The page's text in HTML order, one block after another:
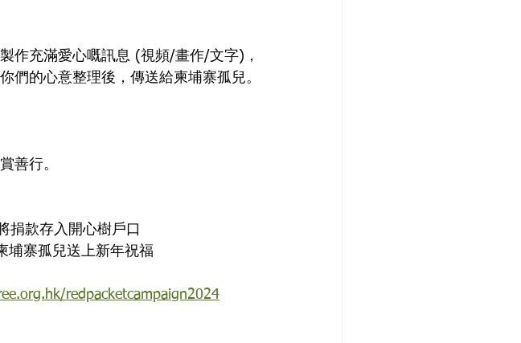
作充滿愛心嘅訊息 (視頻/畫作/文字)，
們的心意整理後，傳送給柬埔寨孤兒。
善行。
捐款存入開心樹戶口
埔寨孤兒送上新年祝福
redpacketcampaign2024